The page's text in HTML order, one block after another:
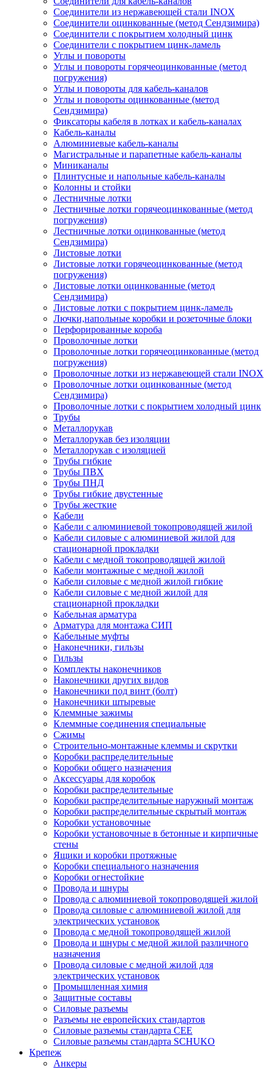
Соединители из нержавеющей стали INOX
Соединители оцинкованные (метод Сендзимира)
Соединители с покрытием холодный цинк
Соединители с покрытием цинк-ламель
Углы и повороты
Углы и повороты горячеоцинкованные (метод
погружения)
Углы и повороты для кабель-каналов
Углы и повороты оцинкованные (метод
Сендзимира)
Фиксаторы кабеля в лотках и кабель-каналах
Кабель-каналы
Алюминиевые кабель-каналы
Магистральные и парапетные кабель-каналы
Миниканалы
Плинтусные и напольные кабель-каналы
Колонны и стойки
Лестничные лотки
Лестничные лотки горячеоцинкованные (метод
погружения)
Лестничные лотки оцинкованные (метод
Сендзимира)
Листовые лотки
Листовые лотки горячеоцинкованные (метод
погружения)
Листовые лотки оцинкованные (метод
Сендзимира)
Листовые лотки с покрытием цинк-ламель
Лючки,напольные коробки и розеточные блоки
Перфорированные короба
Проволочные лотки
Проволочные лотки горячеоцинкованные (метод
погружения)
Проволочные лотки из нержавеющей стали INOX
Проволочные лотки оцинкованные (метод
Сендзимира)
Проволочные лотки с покрытием холодный цинк
Трубы
Металлорукав
Металлорукав без изоляции
Металлорукав с изоляцией
Трубы гибкие
Трубы ПВХ
Трубы ПНД
Трубы гибкие двустенные
Трубы жесткие
Кабели
Кабели с алюминиевой токопроводящей жилой
Кабели силовые с алюминиевой жилой для
стационарной прокладки
Кабели с медной токопроводящей жилой
Кабели монтажные с медной жилой
Кабели силовые с медной жилой гибкие
Кабели силовые с медной жилой для
стационарной прокладки
Кабельная арматура
Арматура для монтажа СИП
Кабельные муфты
Наконечники, гильзы
Гильзы
Комплекты наконечников
Наконечники других видов
Наконечники под винт (болт)
Наконечники штыревые
Клеммные зажимы
Клеммные соединения специальные
Сжимы
Строительно-монтажные клеммы и скрутки
Коробки распределительные
Коробки общего назначения
Аксессуары для коробок
Коробки распределительные
Коробки распределительные наружный монтаж
Коробки распределительные скрытый монтаж
Коробки установочные
Коробки установочные в бетонные и кирпичные
стены
Ящики и коробки протяжные
Коробки специального назначения
Коробки огнестойкие
Провода и шнуры
Провода с алюминиевой токопроводящей жилой
Провода силовые с алюминиевой жилой для
электрических установок
Провода с медной токопроводящей жилой
Провода и шнуры с медной жилой различного
назначения
Провода силовые с медной жилой для
электрических установок
Промышленная химия
Защитные составы
Силовые разъемы
Разъемы не европейских стандартов
Силовые разъемы стандарта CEE
Силовые разъемы стандарта SCHUKO
Крепеж
Анкеры